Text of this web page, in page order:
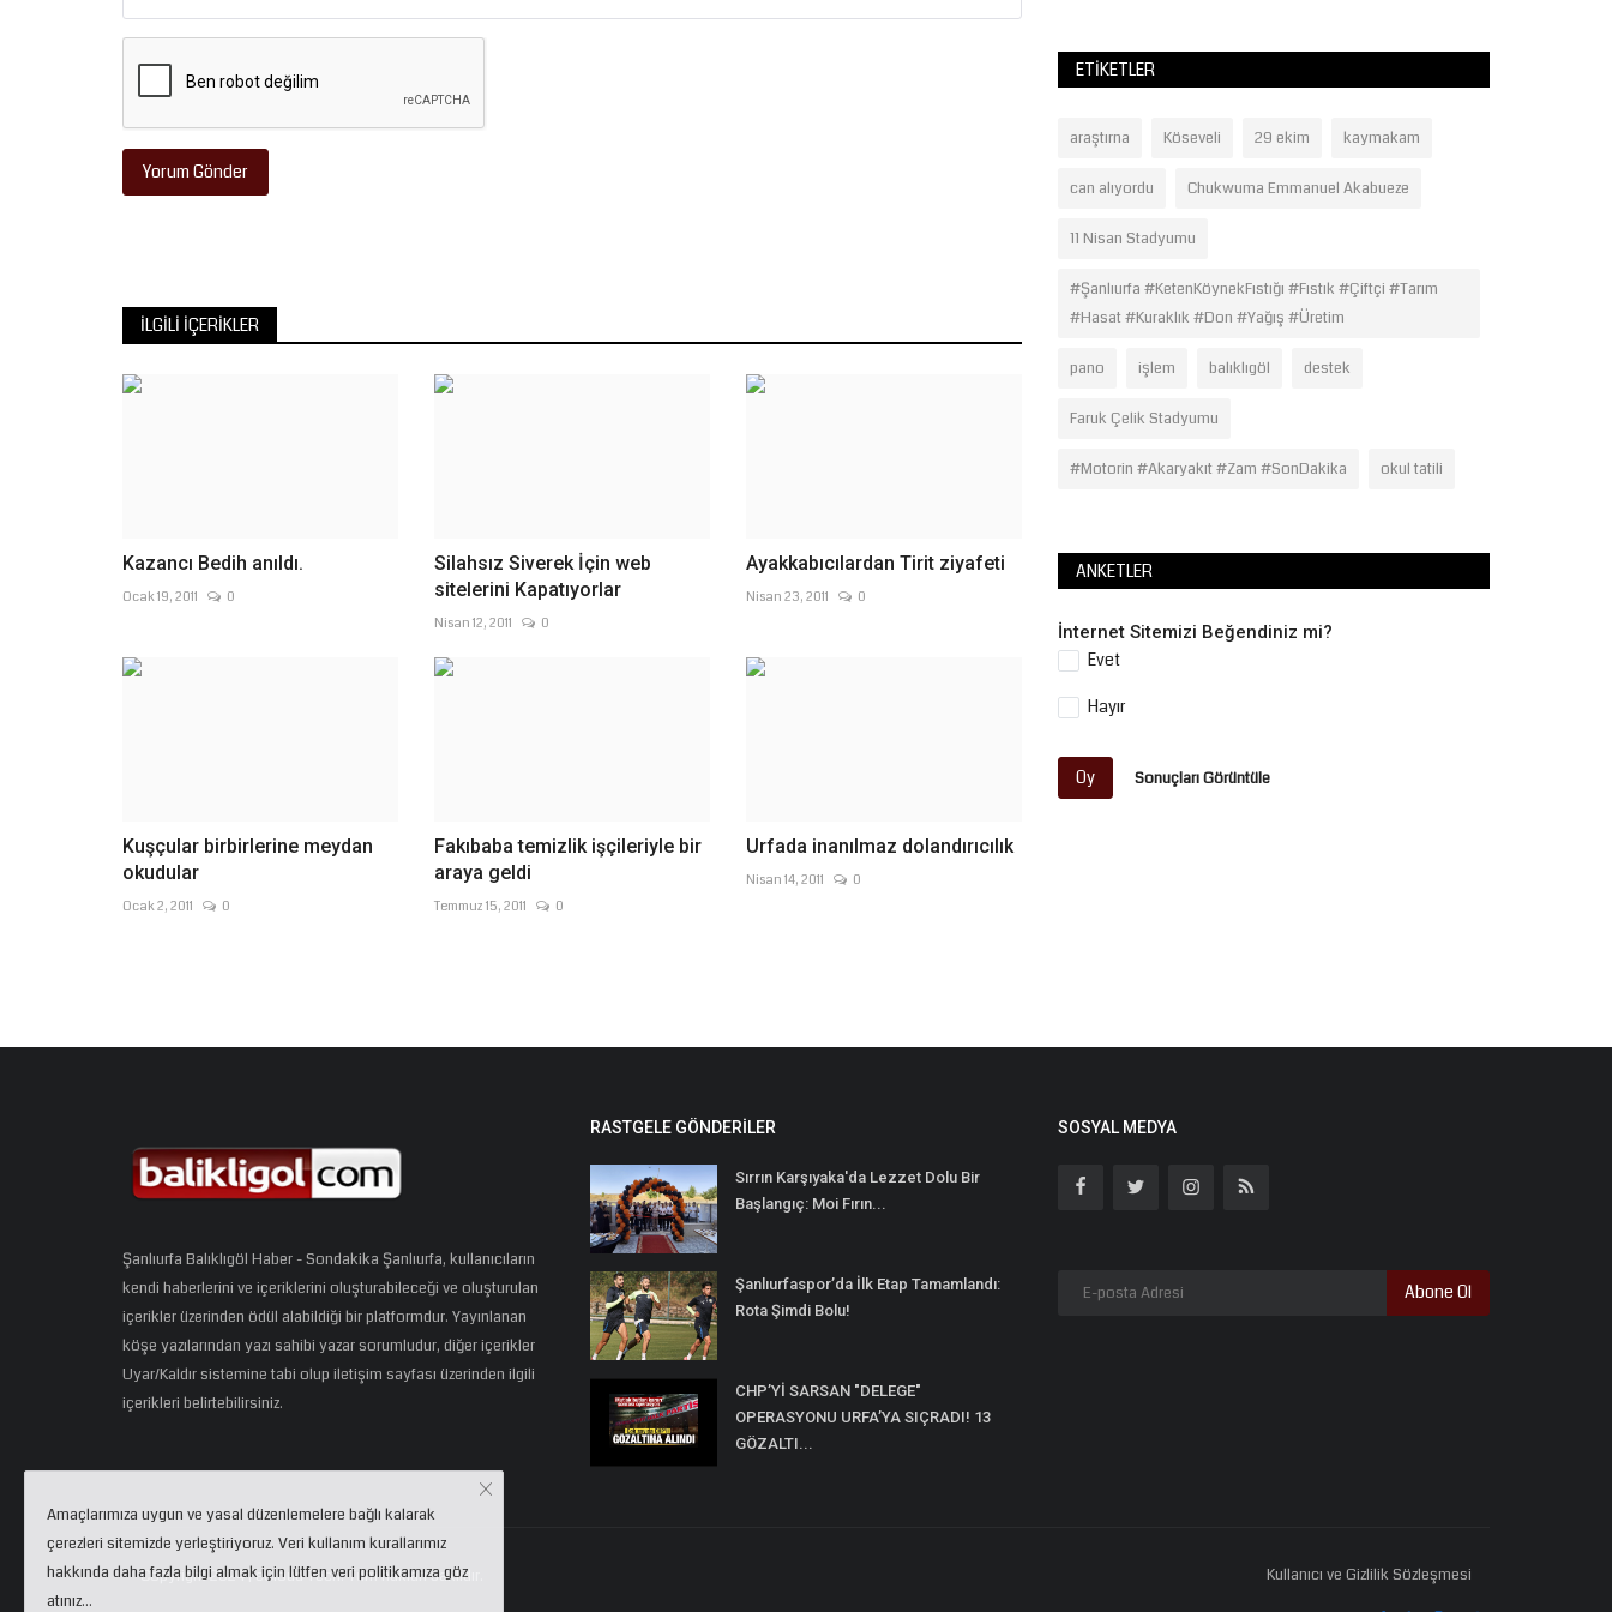
Yorum Gönder
İLGILI İÇERIKLER
Kazancı Bedih anıldı.
Ocak 19, 2011 0
Silahsız Siverek İçin web
sitelerini Kapatıyorlar
Nisan 12, 2011 0
Ayakkabıcılardan Tirit ziyafeti
Nisan 23, 2011 0
Kuşçular birbirlerine meydan
okudular
Ocak 2, 2011 0
Fakıbaba temizlik işçileriyle bir
Temmuz 15, 2011 0
Urfada inanılmaz dolandırıcılık
Nisan 14, 2011 0
ETIKETLER
araştırna Köseveli 29 ekim kaymakam
can alıyordu Chukwuma Emmanuel Akabueze
11 Nisan Stadyumu
#Şanlıurfa #KetenKöynekFıstığı #Fıstık #Çiftçi #Tarım
#Hasat #Kuraklık #Don #Yağış #Üretim
pano işlem balıklıgöl destek
Faruk Çelik Stadyumu
#Motorin #Akaryakıt #Zam #SonDakika okul tatili
ANKETLER
İnternet Sitemizi Beğendiniz mi?
Evet
Hayır
Oy Sonuçları Görüntüle
Şanlıurfa Balıklıgöl Haber - Sondakika Şanlıurfa, kullanıcıların
kendi haberlerini ve içeriklerini oluşturabileceği ve oluşturulan
içerikler üzerinden ödül alabildiği bir platformdur. Yayınlanan
köşe yazılarından yazı sahibi yazar sorumludur, diğer içerikler
Uyar/Kaldır sistemine tabi olup iletişim sayfası üzerinden ilgili
içerikleri belirtebilirsiniz.
RASTGELE GÖNDERILER
Sırrın Karşıyaka'da Lezzet Dolu Bir
Başlangıç: Moi Fırın...
Şanlıurfaspor’da İlk Etap Tamamlandı:
Rota Şimdi Bolu!
CHP’Yİ SARSAN "DELEGE"
OPERASYONU URFA’YA SIÇRADI! 13
GÖZALTI...
SOSYAL MEDYA
Abone Ol
Copyright 2024 | eCloud Tech. Tüm hakları saklıdır. Kullanıcı ve Gizlilik Sözleşmesi
Amaçlarımıza uygun ve yasal düzenlemelere bağlı kalarak
çerezleri sitemizde yerleştiriyoruz. Veri kullanım kurallarımız
hakkında daha fazla bilgi almak için lütfen veri politikamıza göz
atınız...